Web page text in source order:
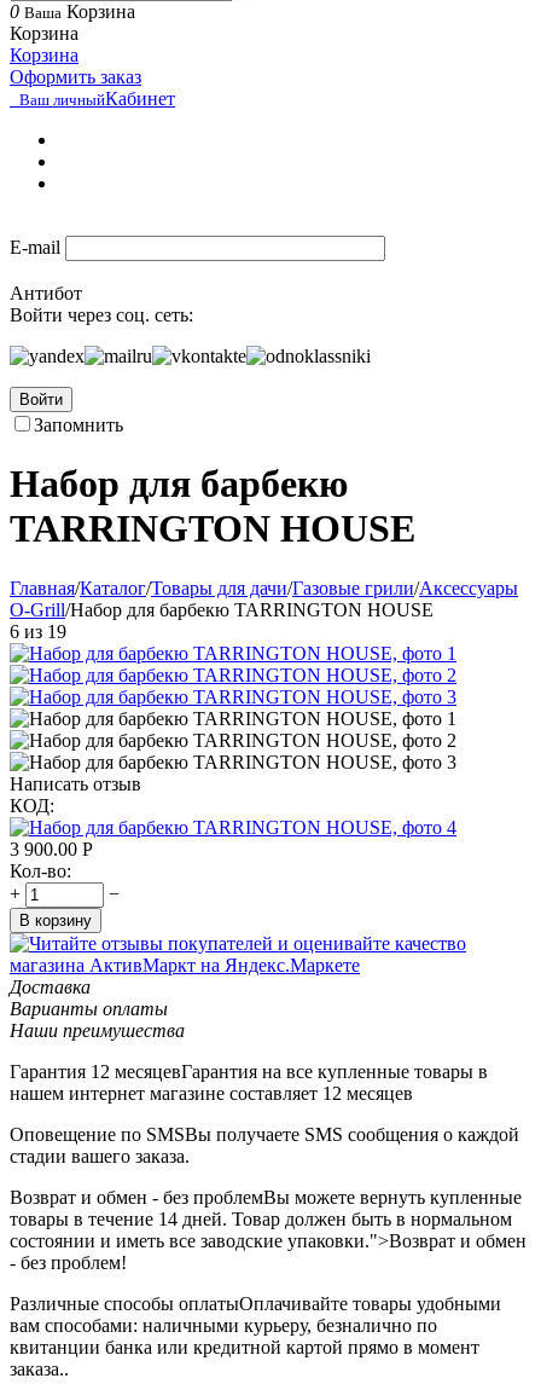
0 Ваша Корзина
Корзина
Корзина
Оформить заказ
Ваш личныйКабинет
E-mail
Антибот
Войти через соц. сеть:
Войти
Запомнить
Набор для барбекю
TARRINGTON HOUSE
Главная/Каталог/Товары для дачи/Газовые грили/Аксессуары
O-Grill/Набор для барбекю TARRINGTON HOUSE
6 из 19
Написать отзыв
КОД:
3 900.00 Р
Кол-во:
+
−
В корзину
Доставка
Варианты оплаты
Наши преимушества
Гарантия 12 месяцевГарантия на все купленные товары в
нашем интернет магазине составляет 12 месяцев
Оповещение по SMSВы получаете SMS сообщения о каждой
стадии вашего заказа.
Возврат и обмен - без проблемВы можете вернуть купленные
товары в течение 14 дней. Товар должен быть в нормальном
состоянии и иметь все заводские упаковки.">Возврат и обмен
- без проблем!
Различные способы оплатыОплачивайте товары удобными
вам способами: наличными курьеру, безналично по
квитанции банка или кредитной картой прямо в момент
заказа..